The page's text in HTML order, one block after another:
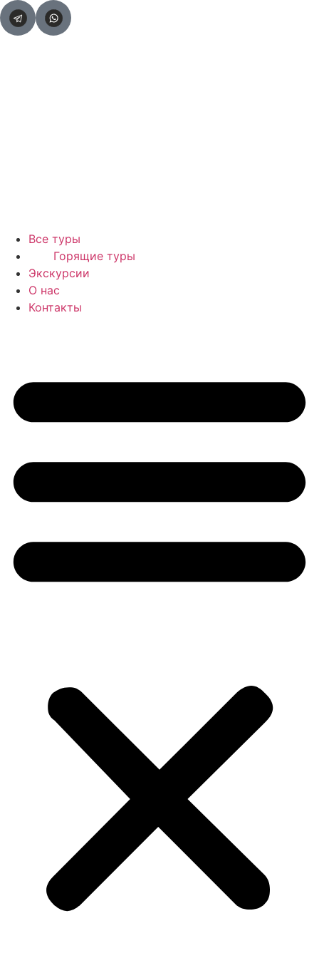
Все туры
Горящие туры
Экскурсии
О нас
Контакты